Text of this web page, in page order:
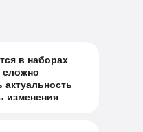
в наборах
сложно
изменения